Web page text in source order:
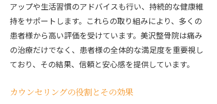
アップや生活習慣のアドバイスも行い、持続的な健康維
持をサポートします。これらの取り組みにより、多くの
患者様から高い評価を受けています。美沢整骨院は痛み
の治療だけでなく、患者様の全体的な満足度を重要視し
ており、その結果、信頼と安心感を提供しています。
カウンセリングの役割とその効果